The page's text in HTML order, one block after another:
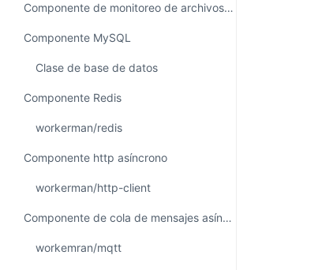
Componente de monitoreo de archivos - FileMonitor
Componente MySQL
Clase de base de datos
Componente Redis
workerman/redis
Componente http asíncrono
workerman/http-client
Componente de cola de mensajes asíncronos
workemran/mqtt